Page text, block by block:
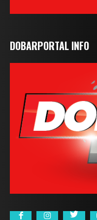
DOBARPORTAL INFO